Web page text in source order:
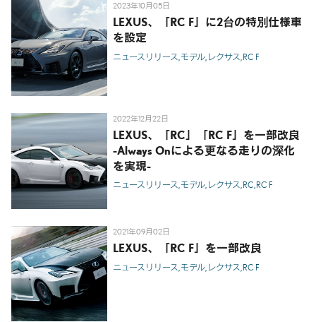
2023年10月05日
LEXUS、「RC F」に2台の特別仕様車
を設定
ニュースリリース モデル レクサス RC F
2022年12月22日
LEXUS、「RC」「RC F」を一部改良
-Always Onによる更なる走りの深化
を実現-
ニュースリリース モデル レクサス RC RC F
2021年09月02日
LEXUS、「RC F」を一部改良
ニュースリリース モデル レクサス RC F